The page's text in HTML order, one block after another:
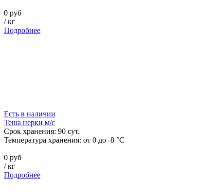
0 руб
/кг
Подробнее
Есть в наличии
Теша нерки м/с
Срок хранения: 90 сут.
Температура хранения: от 0 до -8 °C
0 руб
/кг
Подробнее